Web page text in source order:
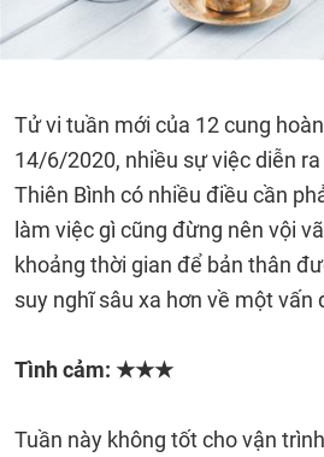
Tử vi tuần mới của 12 cung
14/6/2020, nhiều sự việc diễn
Thiên Bình có nhiều điều cần
làm việc gì cũng đừng nên vội
khoảng thời gian để bản thân
suy nghĩ sâu xa hơn về một vấn
Tình cảm: ★★★
Tuần này không tốt cho vận